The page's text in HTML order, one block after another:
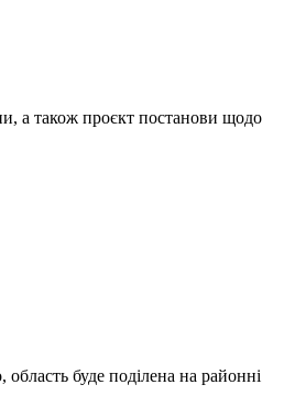
а також проєкт постанови щодо
буде поділена на районні